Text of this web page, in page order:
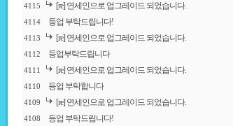
4115 [re] 연세인으로 업그레이드 되었습니다.
4114 등업 부탁드립니다!
4113 [re] 연세인으로 업그레이드 되었습니다.
4112 등업부탁드립니다
4111 [re] 연세인으로 업그레이드 되었습니다.
4110 등업 부탁합니다
4109 [re] 연세인으로 업그레이드 되었습니다.
4108 등업 부탁드립니다!